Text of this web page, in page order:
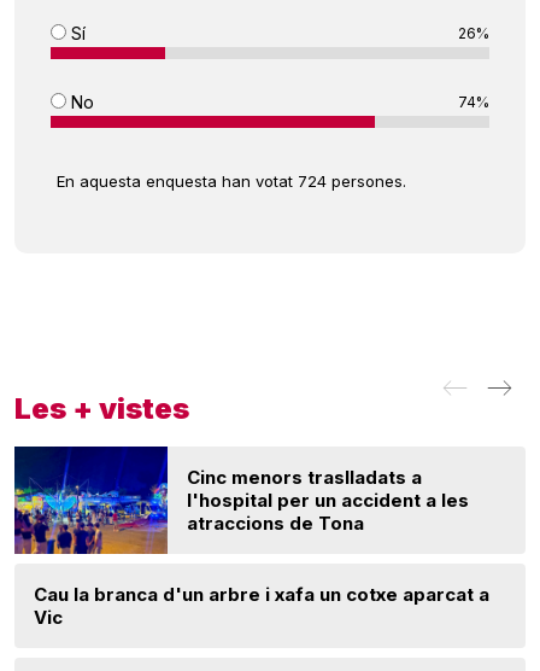
Sí 26%
No 74%
En aquesta enquesta han votat 724 persones.
Les + vistes
Cinc menors traslladats a
l'hospital per un accident a les
atraccions de Tona
Cau la branca d'un arbre i xafa un cotxe aparcat a
Vic